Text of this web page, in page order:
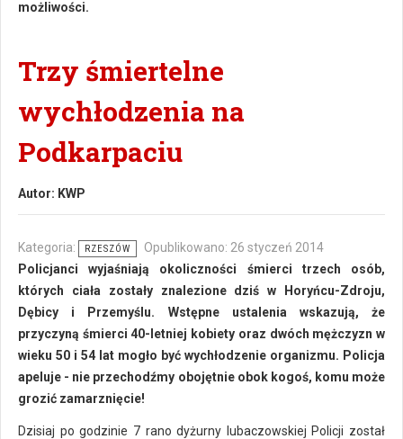
możliwości.
Trzy śmiertelne
wychłodzenia na
Podkarpaciu
Autor: KWP
Kategoria: RZESZÓW
Opublikowano: 26 styczeń 2014
Policjanci wyjaśniają okoliczności śmierci trzech osób,
których ciała zostały znalezione dziś w Horyńcu-Zdroju,
Dębicy i Przemyślu. Wstępne ustalenia wskazują, że
przyczyną śmierci 40-letniej kobiety oraz dwóch mężczyzn w
wieku 50 i 54 lat mogło być wychłodzenie organizmu. Policja
apeluje - nie przechodźmy obojętnie obok kogoś, komu może
grozić zamarznięcie!
Dzisiaj po godzinie 7 rano dyżurny lubaczowskiej Policji został